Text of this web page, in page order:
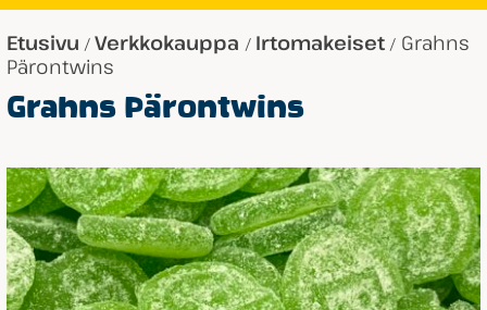
Etusivu / Verkkokauppa / Irtomakeiset / Grahns
Pärontwins
Grahns Pärontwins